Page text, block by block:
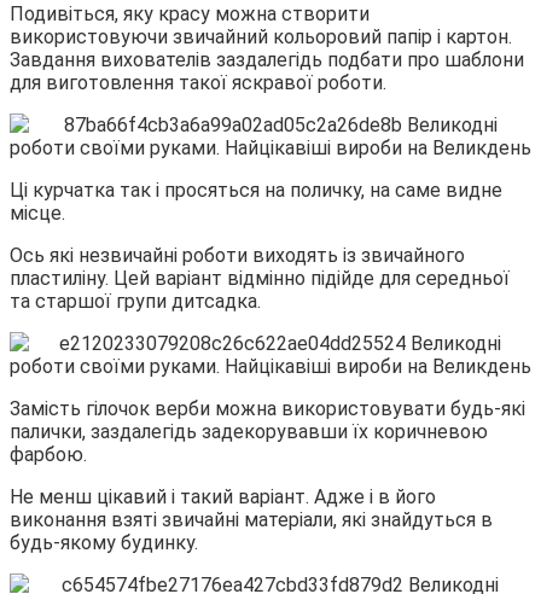
Подивіться, яку красу можна створити
використовуючи звичайний кольоровий папір і картон.
Завдання вихователів заздалегідь подбати про шаблони
для виготовлення такої яскравої роботи.
Ці курчатка так і просяться на поличку, на саме видне
місце.
Ось які незвичайні роботи виходять із звичайного
пластиліну. Цей варіант відмінно підійде для середньої
та старшої групи дитсадка.
Замість гілочок верби можна використовувати будь-які
палички, заздалегідь задекорувавши їх коричневою
фарбою.
Не менш цікавий і такий варіант. Адже і в його
виконання взяті звичайні матеріали, які знайдуться в
будь-якому будинку.